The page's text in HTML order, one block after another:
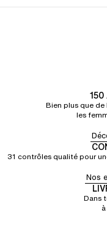
150
Bien plus que
les
31 contrôles qualité pour
Nos
Dans